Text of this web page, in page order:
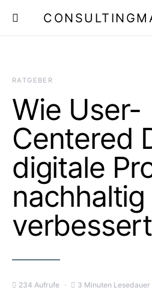
RATGEBER
Wie User-
Centered
digitale
nachhaltig
verbessert
234 Aufrufe 3 Minuten Lesedauer